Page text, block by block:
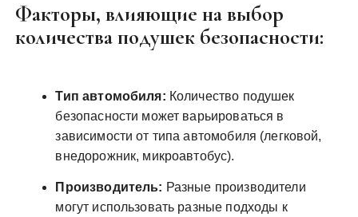
Факторы, влияющие на выбор
количества подушек безопасности:
Тип автомобиля: Количество подушек
безопасности может варьироваться в
зависимости от типа автомобиля (легковой,
внедорожник, микроавтобус).
Производитель: Разные производители
могут использовать разные подходы к